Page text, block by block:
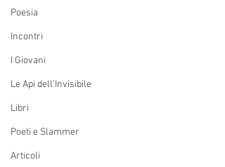
Poesia
Incontri
I Giovani
Le Api dell'Invisibile
Libri
Poeti e Slammer
Articoli